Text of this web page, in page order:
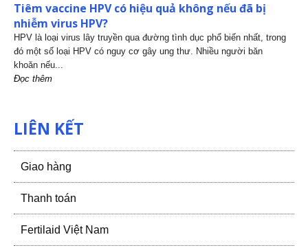
Tiêm vaccine HPV có hiệu quả không nếu đã bị
nhiễm virus HPV?
HPV là loại virus lây truyền qua đường tình dục phổ biến nhất, trong
đó một số loại HPV có nguy cơ gây ung thư. Nhiều người băn
khoăn nếu...
Đọc thêm
LIÊN KẾT
Giao hàng
Thanh toán
Fertilaid Việt Nam